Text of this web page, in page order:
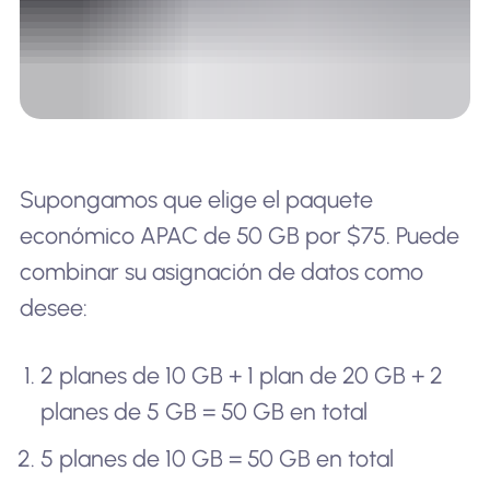
Supongamos que elige el paquete
económico APAC de 50 GB por $75. Puede
combinar su asignación de datos como
desee:
2 planes de 10 GB + 1 plan de 20 GB + 2
planes de 5 GB = 50 GB en total
5 planes de 10 GB = 50 GB en total